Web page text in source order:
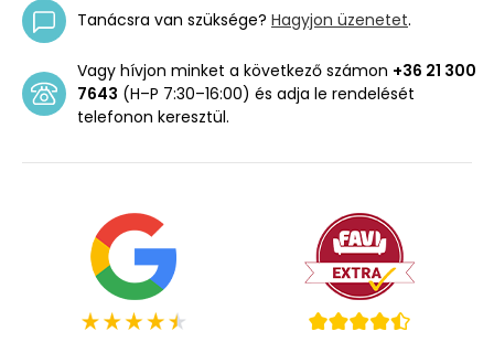
Tanácsra van szüksége? Hagyjon üzenetet.
Vagy hívjon minket a következő számon +36 21 300
7643 (H–P 7:30–16:00) és adja le rendelését
telefonon keresztül.